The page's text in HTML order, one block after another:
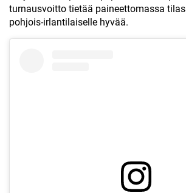
turnausvoitto tietää paineettomassa
pohjois-irlantilaiselle hyvää.